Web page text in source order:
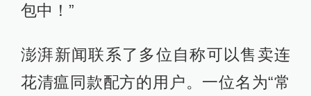
包中！”
澎湃新闻联系了多位自称可以售卖连
花清瘟同款配方的用户。一位名为“常